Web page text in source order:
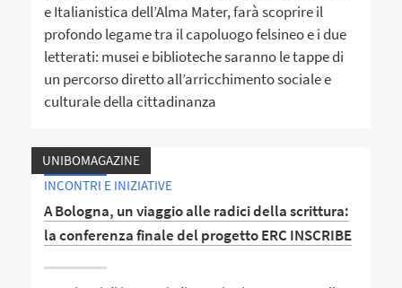
e Italianistica dell’Alma Mater, farà scoprire il
profondo legame tra il capoluogo felsineo e i due
letterati: musei e biblioteche saranno le tappe di
un percorso diretto all’arricchimento sociale e
culturale della cittadinanza
UNIBOMAGAZINE
INCONTRI E INIZIATIVE
A Bologna, un viaggio alle radici della scrittura:
la conferenza finale del progetto ERC INSCRIBE